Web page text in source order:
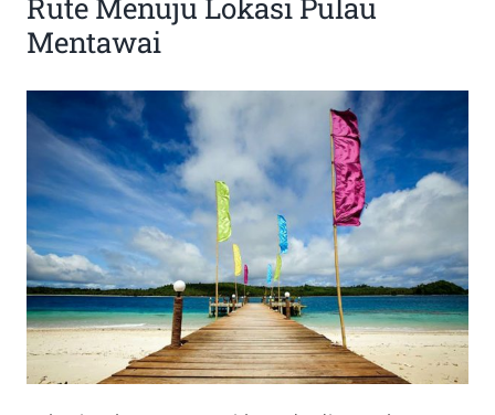
Rute Menuju Lokasi Pulau
Mentawai